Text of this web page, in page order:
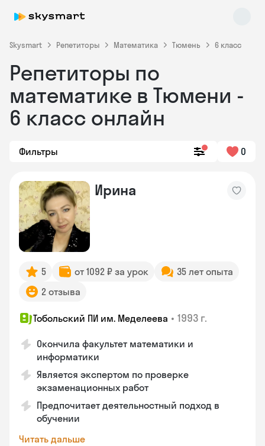
Skysmart Репетиторы Математика Тюмень 6 класс
Репетиторы по
математике в Тюмени -
6 класс онлайн
Фильтры 0
Ирина
5 от 1092 ₽ за урок
35 лет опыта
2 отзыва
Тобольский ПИ им. Меделеева • 1993 г.
Окончила факультет математики и
информатики
Является экспертом по проверке
экзаменационных работ
Предпочитает деятельностный подход в
обучении
Читать дальше
Skysmart Chat